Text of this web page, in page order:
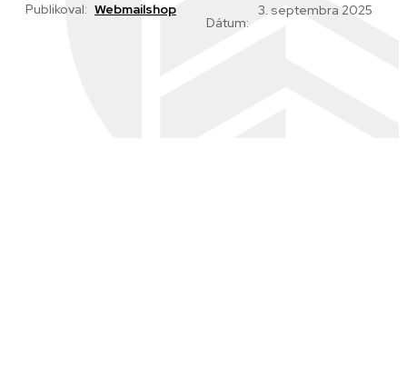
Publikoval: Webmailshop
Dátum:
3. septembra 2025